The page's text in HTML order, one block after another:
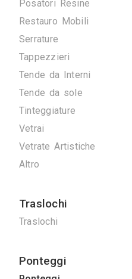
Lighting Design
Artigiani
Arrotatori Marmi
Carpenteria
Cartongessisti
Decoratori
Marmisti
Parquettisti
Posatori Resine